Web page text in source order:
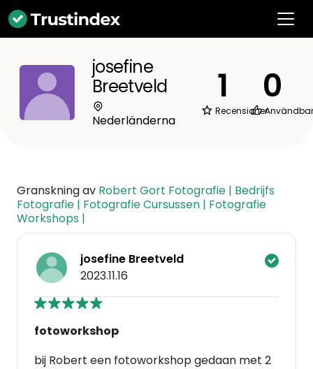
josefine
Breetveld
Nederländerna
1
Recensioner
0
Användbar
Granskning av Robert Gort Fotografie | Bedrijfs
Fotografie | Fotografie Cursussen | Fotografie
Workshops |
josefine Breetveld
2023.11.16
fotoworkshop
bij Robert een fotoworkshop gedaan met 2